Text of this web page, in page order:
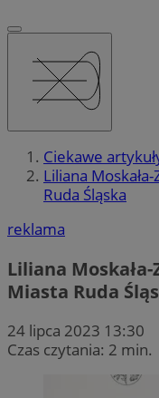
Ciekawe
Liliana
Ruda Śląska
reklama
Liliana
Miasta Ruda
24 lipca 2023 13:30
Czas czytania: 2 min.